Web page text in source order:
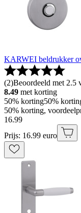
KARWEI beldrukker
(2)Beoordeeld met 2.5
8.49 met korting
50% korting50%
50% korting,
16.99
Prijs: 16.99 euro